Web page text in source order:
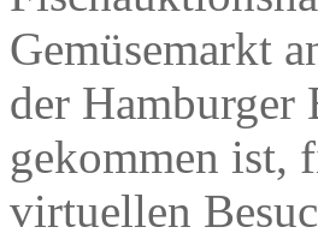
Gemüsemarkt
der Hamburger
gekommen ist,
virtuellen